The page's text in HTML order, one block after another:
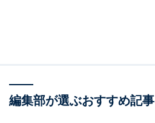
編集部が選ぶおすすめ記事